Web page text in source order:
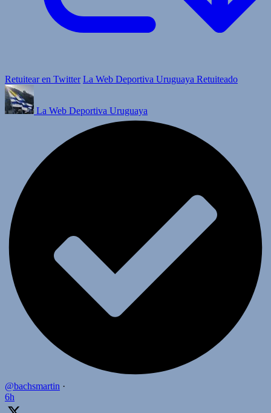
Retuitear en Twitter La Web Deportiva Uruguaya Retuiteado
La Web Deportiva Uruguaya
@bachsmartin ·
6h